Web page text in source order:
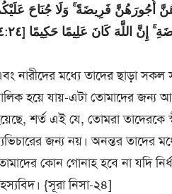
أُجُورَهُنَّ فَرِيضَةً ۚ وَلَا جُنَاحَ
إِنَّ اللَّهَ كَانَ عَلِيمًا حَكِيمًا [٤:٢٤]
নারীদের মধ্যে তাদের ছাড়া সকল
হয়ে যায়-এটা তোমাদের জন্য
শর্ত এই যে, তোমরা তাদেরকে
জন্য নয়। অনন্তর তাদের
কোন গোনাহ হবে না যদি
{সূরা নিসা-২৪]